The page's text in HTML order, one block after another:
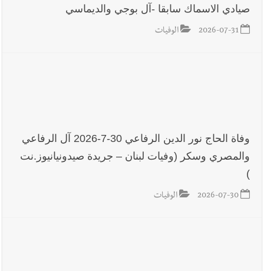
صيادي الاسماك سابقا -آل بوجي والديماسي
2026-07-31 الوفيات
وفاة الحاج نور الدين الرفاعي 30-7-2026 آل الرفاعي
والمصري وسكر (وفيات لبنان – جريدة صيدونيانيوز.نت
)
2026-07-30 الوفيات